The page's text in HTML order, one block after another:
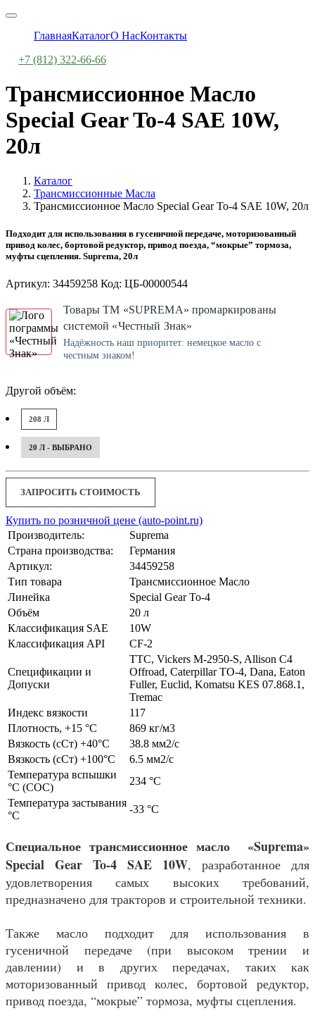
ГлавнаяКаталогО НасКонтакты
+7 (812) 322-66-66
Трансмиссионное Масло
Special Gear To-4 SAE 10W,
20л
Каталог
Трансмиссионные Масла
Трансмиссионное Масло Special Gear To-4 SAE 10W, 20л
Подходит для использования в гусеничной передаче, моторизованный
привод колес, бортовой редуктор, привод поезда, “мокрые” тормоза,
муфты сцепления. Suprema, 20л
Артикул: 34459258 Код: ЦБ-00000544
Товары ТМ «SUPREMA» промаркированы
системой «Честный Знак»
Надёжность наш приоритет: немецкое масло с
честным знаком!
Другой объём:
208 Л
20 Л - ВЫБРАНО
ЗАПРОСИТЬ СТОИМОСТЬ
Купить по розничной цене (auto-point.ru)
Производитель:
Suprema
Страна производства:
Германия
Артикул:
34459258
Тип товара
Трансмиссионное Масло
Линейка
Special Gear To-4
Объём
20 л
Классификация SAE
10W
Классификация API
CF-2
Спецификации и
Допуски
TTC, Vickers M-2950-S, Allison C4
Offroad, Caterpillar TO-4, Dana, Eaton
Fuller, Euclid, Komatsu KES 07.868.1,
Tremac
Индекс вязкости
117
Плотность, +15 °С
869 кг/м3
Вязкость (сСт) +40°С
38.8 мм2/с
Вязкость (сСт) +100°С
6.5 мм2/с
Температура вспышки
°С (СОС)
234 °C
Температура застывания
°С
-33 °С
Специальное трансмиссионное масло «Suprema»
Special Gear To-4 SAE 10W, разработанное для
удовлетворения самых высоких требований,
предназначено для тракторов и строительной техники.
Также масло подходит для использования в
гусеничной передаче (при высоком трении и
давлении) и в других передачах, таких как
моторизованный привод колес, бортовой редуктор,
привод поезда, “мокрые” тормоза, муфты сцепления.